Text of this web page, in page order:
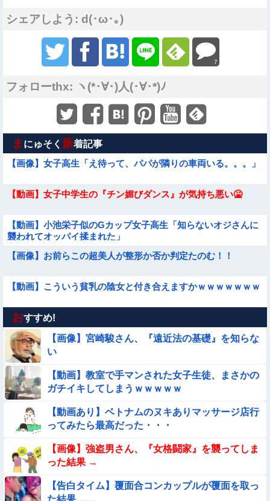
シェアしよう: d(･ω･｡)
7
フォローthx: ヽ(*･∀･)人(･∀･*)ﾉ
ま にゅそく 新着記事
【画像】女子高生「え待って、パパが隣りの車両いる。。。」
【動画】女子中学生の『チン媚びダンス』が気持ち悪い🤮
【動画】小池栄子似のGカップ女子高生「知らないオジさんに
襲われてオッパイ揉まれた」
【画像】お前らこの超美人が整形か否か判定たのむ！！
【動画】こういう貧乳の陰女と付き合えますかｗｗｗｗｗｗｗ
【動画】韓国アイドルさん、ヱチヱチ限界点を超えてしまう
【動画】デブの喧嘩 ガチでヤバい……
【動画】ピザ屋のバイト女、クッソせこい『ツマミ食い』をし
て炎上
【悲報】イッヌさん、飼い主の『レズプレイ』を見てドン引
き・・・
【画像】新人AV女優さん、ジブリキャラのコスプレでチンポ
を硬めてくるｗｗｗｗｗｗｗ
おすすめ!
【画像】宮崎駿さん、『遠近法の基礎』を知らな
い
【動画】教室で手マンされた女子生徒、まさかの
ガチイキしてしまうｗｗｗｗｗ
【動画あり】ベトナムのヌキありマッサージ店行
ってみたら最高だった・・・
【画像】強盗男さん、『女格闘家』を襲ってしま
った結果 →
【告白タイム】覆面合コンカップルが覆面を取っ